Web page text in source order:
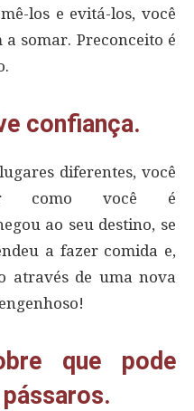
los e evitá-los, você
somar. Preconceito é
confiança.
diferentes, você
como você é
ao seu destino, se
a fazer comida e,
através de uma nova
que pode